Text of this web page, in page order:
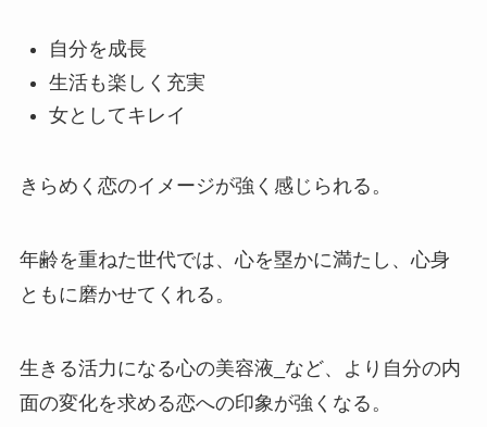
自分を成長
生活も楽しく充実
女としてキレイ
きらめく恋のイメージが強く感じられる。
年齢を重ねた世代では、心を塁かに満たし、心身
ともに磨かせてくれる。
生きる活力になる心の美容液_など、より自分の内
面の変化を求める恋への印象が強くなる。